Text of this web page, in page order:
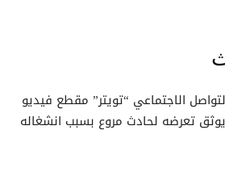
الاجتماعي “تويتر” مقطع فيديو
تعرضه لحادث مروع بسبب انشغاله